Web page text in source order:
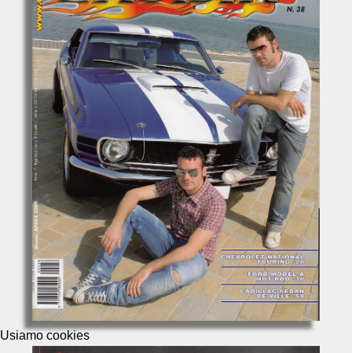
Usiamo cookies